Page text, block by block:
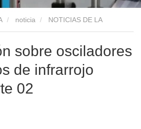
noticia NOTICIAS DE LA
02
sobre osciladores
de infrarrojo
02